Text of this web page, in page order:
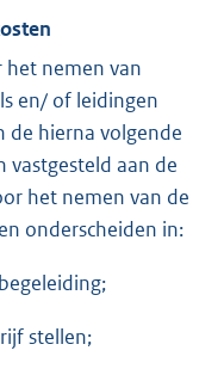
het nemen van
en/ of leidingen
de hierna volgende
vastgesteld aan de
het nemen van de
onderscheiden in:
stellen;